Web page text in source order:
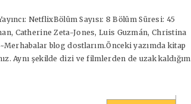
NetflixBölüm Sayısı: 8 Bölüm Süresi: 45
Catherine Zeta-Jones, Luis Guzmán, Christina
blog dostlarım.Önceki yazımda kitap
Aynı şekilde dizi ve filmlerden de uzak kaldığım